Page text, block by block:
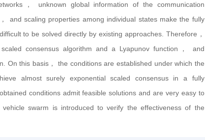
， unknown global information of the communication
and scaling properties among individual states make the fully
to be solved directly by existing approaches. Therefore，
consensus algorithm and a Lyapunov function， and
On this basis， the conditions are established under which the
almost surely exponential scaled consensus in a fully
conditions admit feasible solutions and are very easy to
swarm is introduced to verify the effectiveness of the